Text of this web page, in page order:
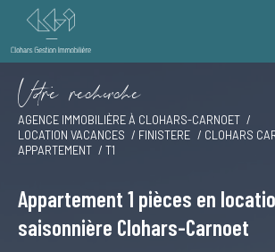
Vore recece
AGENCE IMMOBILIÈRE À CLOHARS-CARNOET
LOCATION VACANCES
FINISTERE
CLOHARS
APPARTEMENT
T1
Appartement 1 pièces en
saisonnière Clohars-Carnoet
Effectuer une
Type
d'offre
Offres locations vacances